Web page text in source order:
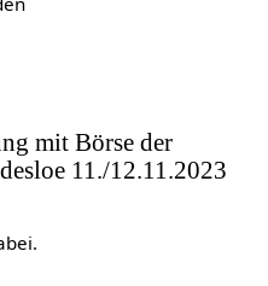
mit Börse der
11./12.11.2023